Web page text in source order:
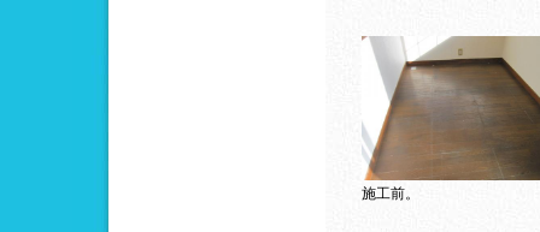
施工前。